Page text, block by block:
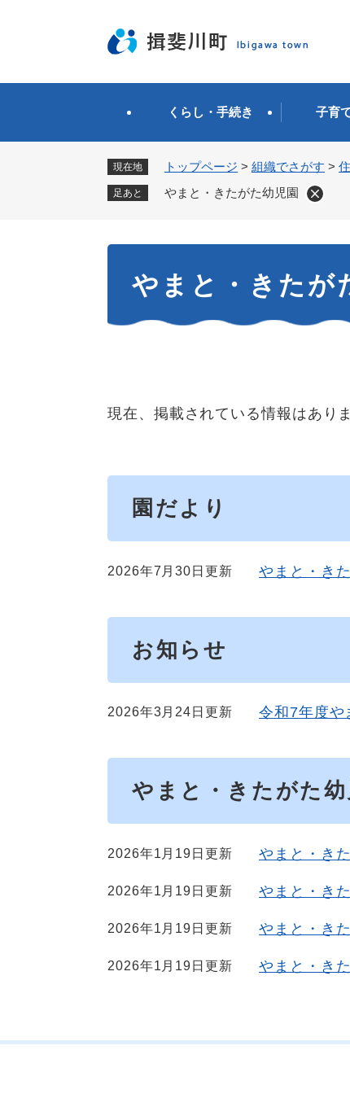
先
す
くらし・手続き 子育
現在地 トップページ > 組織でさがす >
足あと やまと・きたがた幼児園
やまと・きたが
現在、掲載されている情報はあり
園だより
2026年7月30日更新 やまと・き
お知らせ
2026年3月24日更新 令和7年度や
やまと・きたがた
2026年1月19日更新 やまと・き
2026年1月19日更新 やまと・き
2026年1月19日更新 やまと・き
2026年1月19日更新 やまと・き